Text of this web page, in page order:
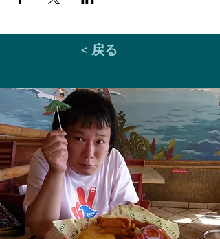
< 戻る